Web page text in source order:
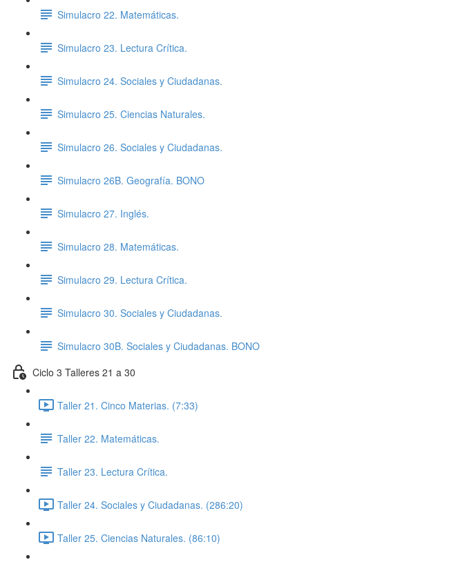
Simulacro 22. Matemáticas.
Simulacro 23. Lectura Crítica.
Simulacro 24. Sociales y Ciudadanas.
Simulacro 25. Ciencias Naturales.
Simulacro 26. Sociales y Ciudadanas.
Simulacro 26B. Geografía. BONO
Simulacro 27. Inglés.
Simulacro 28. Matemáticas.
Simulacro 29. Lectura Crítica.
Simulacro 30. Sociales y Ciudadanas.
Simulacro 30B. Sociales y Ciudadanas. BONO
Ciclo 3 Talleres 21 a 30
Taller 21. Cinco Materias. (7:33)
Taller 22. Matemáticas.
Taller 23. Lectura Crítica.
Taller 24. Sociales y Ciudadanas. (286:20)
Taller 25. Ciencias Naturales. (86:10)